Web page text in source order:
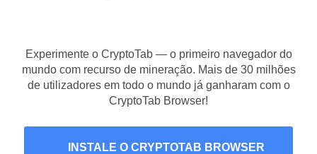
Experimente o CryptoTab — o primeiro navegador do
mundo com recurso de mineração. Mais de 30 milhões
de utilizadores em todo o mundo já ganharam com o
CryptoTab Browser!
INSTALE O CRYPTOTAB BROWSER